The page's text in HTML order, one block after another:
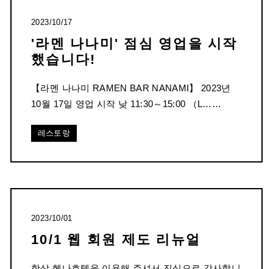
2023/10/17
'라멘 나나미' 점심 영업을 시작
했습니다!
【라멘 나나미 RAMEN BAR NANAMI】 2023년
10월 17일 영업 시작 낮 11:30～15:00 （L……
레스토랑
2023/10/01
10/1 웹 회원 제도 리뉴얼